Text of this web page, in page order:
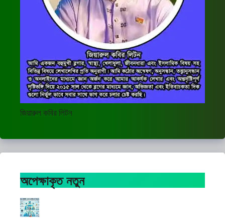
জিয়ারুল কবির লিটন
অপেক্ষাকৃত নতুন